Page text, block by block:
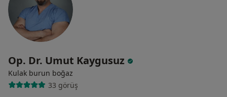
Op. Dr. Umut Kaygusuz
Kulak burun boğaz
33 görüş